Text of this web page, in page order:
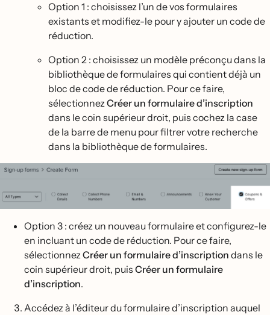
Option 1 : choisissez l’un de vos formulaires
existants et modifiez-le pour y ajouter un code de
réduction.
Option 2 : choisissez un modèle préconçu dans la
bibliothèque de formulaires qui contient déjà un
bloc de code de réduction. Pour ce faire,
sélectionnezCréer un formulaire d’inscription
dans le coin supérieur droit, puis cochez la case
de la barre de menu pour filtrer votre recherche
dans la bibliothèque de formulaires.
Option 3 : créez un nouveau formulaire et configurez-le
en incluant un code de réduction. Pour ce faire,
sélectionnez Créer un formulaire d’inscription dans le
coin supérieur droit, puis Créer un formulaire
d’inscription.
Accédez à l’éditeur du formulaire d’inscription auquel